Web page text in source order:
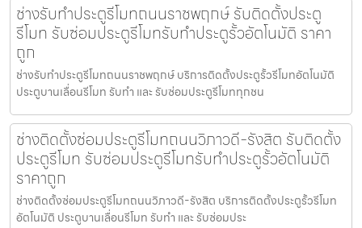
ช่างรับทำประตูรีโมทถนนราชพฤกษ์ รับติดตั้งประตู
รีโมท รับซ่อมประตูรีโมทรับทำประตูรั้วอัตโนมัติ ราคา
ถูก
ช่างรับทำประตูรีโมทถนนราชพฤกษ์ บริการติดตั้งประตูรั้วรีโมทอัตโนมัติ
ประตูบานเลื่อนรีโมท รับทำ และ รับซ่อมประตูรีโมททุกชน
ช่างติดตั้งซ่อมประตูรีโมทถนนวิภาวดี-รังสิต รับติดตั้ง
ประตูรีโมท รับซ่อมประตูรีโมทรับทำประตูรั้วอัตโนมัติ
ราคาถูก
ช่างติดตั้งซ่อมประตูรีโมทถนนวิภาวดี-รังสิต บริการติดตั้งประตูรั้วรีโมท
อัตโนมัติ ประตูบานเลื่อนรีโมท รับทำ และ รับซ่อมประ